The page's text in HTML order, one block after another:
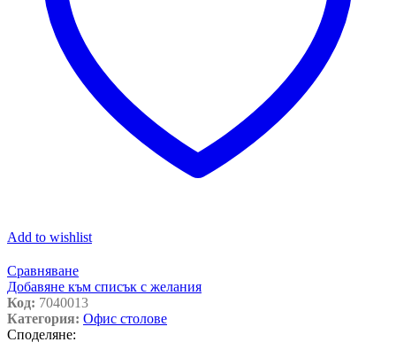
Add to wishlist
Сравняване
Добавяне към списък с желания
Код: 7040013
Категория: Офис столове
Споделяне: